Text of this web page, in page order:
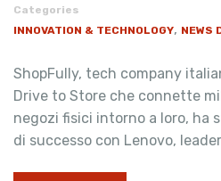
Categories
INNOVATION & TECHNOLOGY, NEWS
ShopFully, tech company
Drive to Store che connette
negozi fisici intorno a loro, ha
di successo con Lenovo,